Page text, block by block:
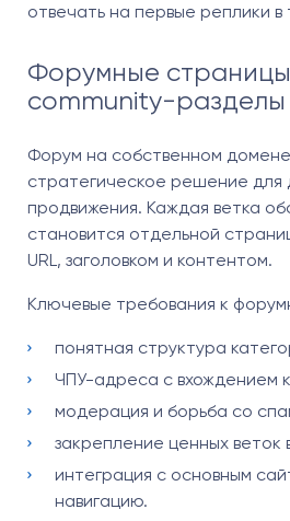
отвечать на первые реплики в
Форумные
community-разделы
Форум на собственном
стратегическое решение для
продвижения. Каждая ветка
становится отдельной
URL, заголовком и контентом.
Ключевые требования к
понятная структура
ЧПУ-адреса с вхождением
модерация и борьба со
закрепление ценных веток
интеграция с основным
навигацию.